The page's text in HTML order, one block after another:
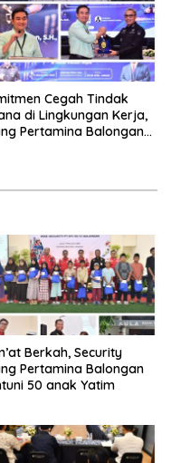
Cegah Tindak
di Lingkungan Kerja,
Pertamina Balongan
Berkah, Security
Pertamina Balongan
50 anak Yatim